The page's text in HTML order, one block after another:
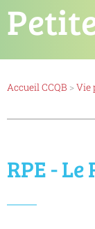
Accueil CCQB >Vie
RPE -